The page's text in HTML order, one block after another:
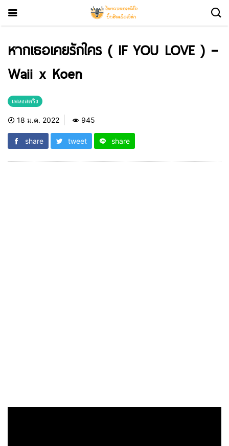
หากเธอเคยรักใคร ( IF YOU LOVE ) –
Waii x Koen
เพลงสตริง
18 ม.ค. 2022 945
share tweet share